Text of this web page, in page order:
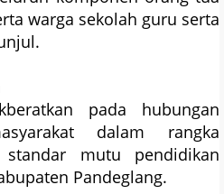
warga sekolah guru serta
pada hubungan
dalam rangka
standar mutu pendidikan
Pandeglang.